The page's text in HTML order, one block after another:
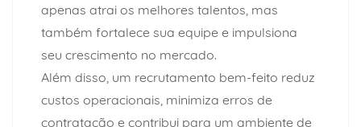
apenas atrai os melhores talentos, mas
também fortalece sua equipe e impulsiona
seu crescimento no mercado.
Além disso, um recrutamento bem-feito reduz
custos operacionais, minimiza erros de
contratação e contribui para um ambiente de